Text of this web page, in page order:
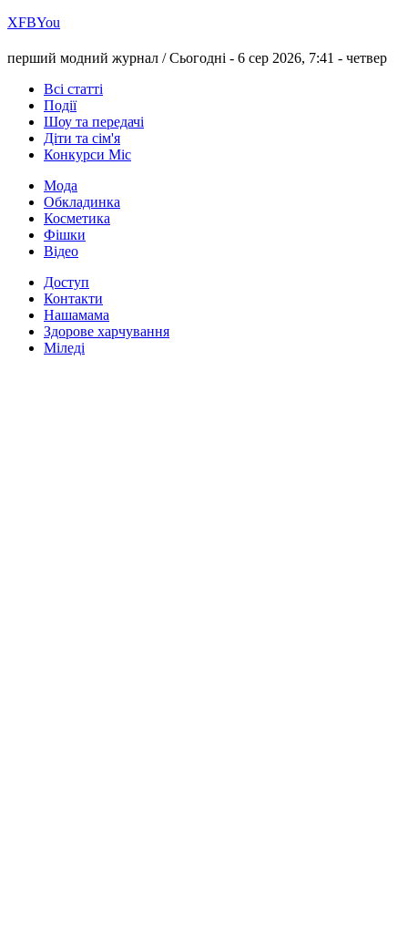
ХFBYou
перший модний журнал /Сьогодні - 6 сер 2026, 7:41 - четвер
Всі статті
Події
Шоу та передачі
Діти та сім'я
Конкурси Міс
Мода
Обкладинка
Косметика
Фішки
Відео
Доступ
Контакти
Нашамама
Здорове харчування
Міледі